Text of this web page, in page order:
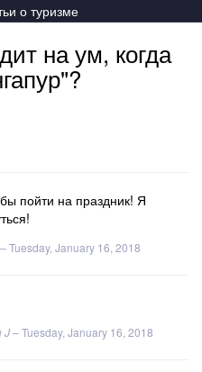
о туризме
на ум, когда
пойти на праздник! Я
–Tuesday, January 16, 2018
J–Tuesday, January 16, 2018